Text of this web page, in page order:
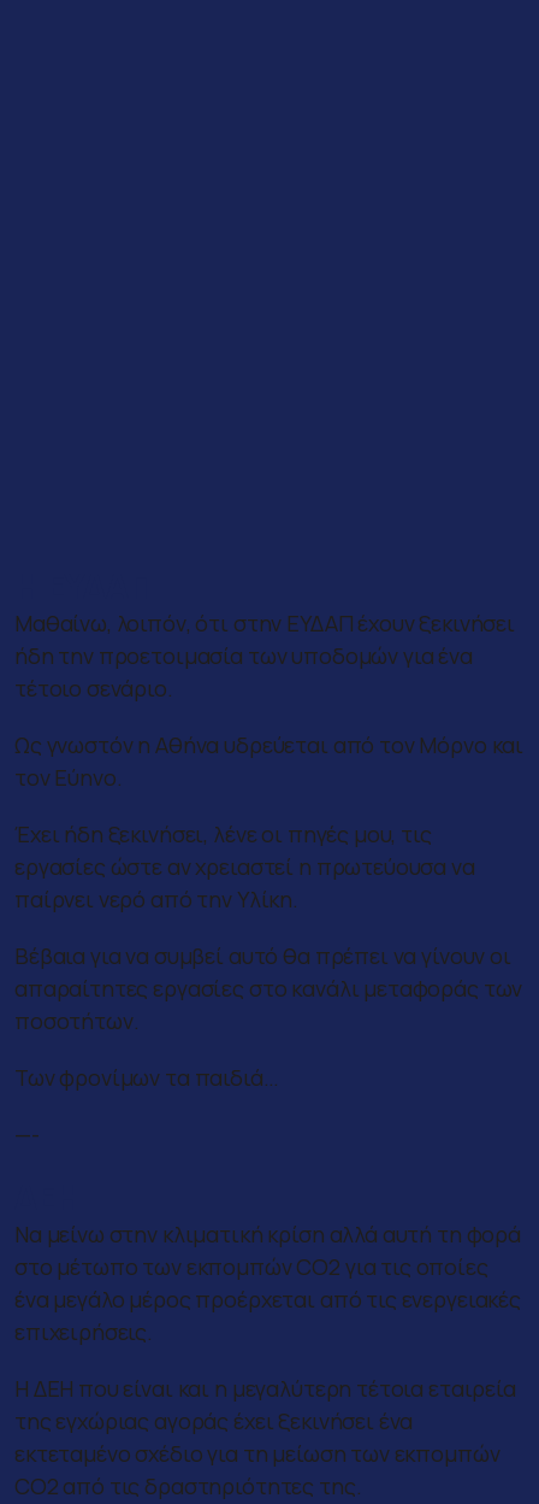
Μαθαίνω, λοιπόν, ότι στην ΕΥΔΑΠ έχουν ξεκινήσει
ήδη την προετοιμασία των υποδομών για ένα
τέτοιο σενάριο.
Ως γνωστόν η Αθήνα υδρεύεται από τον Μόρνο και
τον Εύηνο.
Έχει ήδη ξεκινήσει, λένε οι πηγές μου, τις
εργασίες ώστε αν χρειαστεί η πρωτεύουσα να
παίρνει νερό από την Υλίκη.
Βέβαια για να συμβεί αυτό θα πρέπει να γίνουν οι
απαραίτητες εργασίες στο κανάλι μεταφοράς των
ποσοτήτων.
Των φρονίμων τα παιδιά…
—-
Να μείνω στην κλιματική κρίση αλλά αυτή τη φορά
στο μέτωπο των εκπομπών CO2 για τις οποίες
ένα μεγάλο μέρος προέρχεται από τις ενεργειακές
επιχειρήσεις.
Η ΔΕΗ που είναι και η μεγαλύτερη τέτοια εταιρεία
της εγχώριας αγοράς έχει ξεκινήσει ένα
εκτεταμένο σχέδιο για τη μείωση των εκπομπών
CO2 από τις δραστηριότητες της.